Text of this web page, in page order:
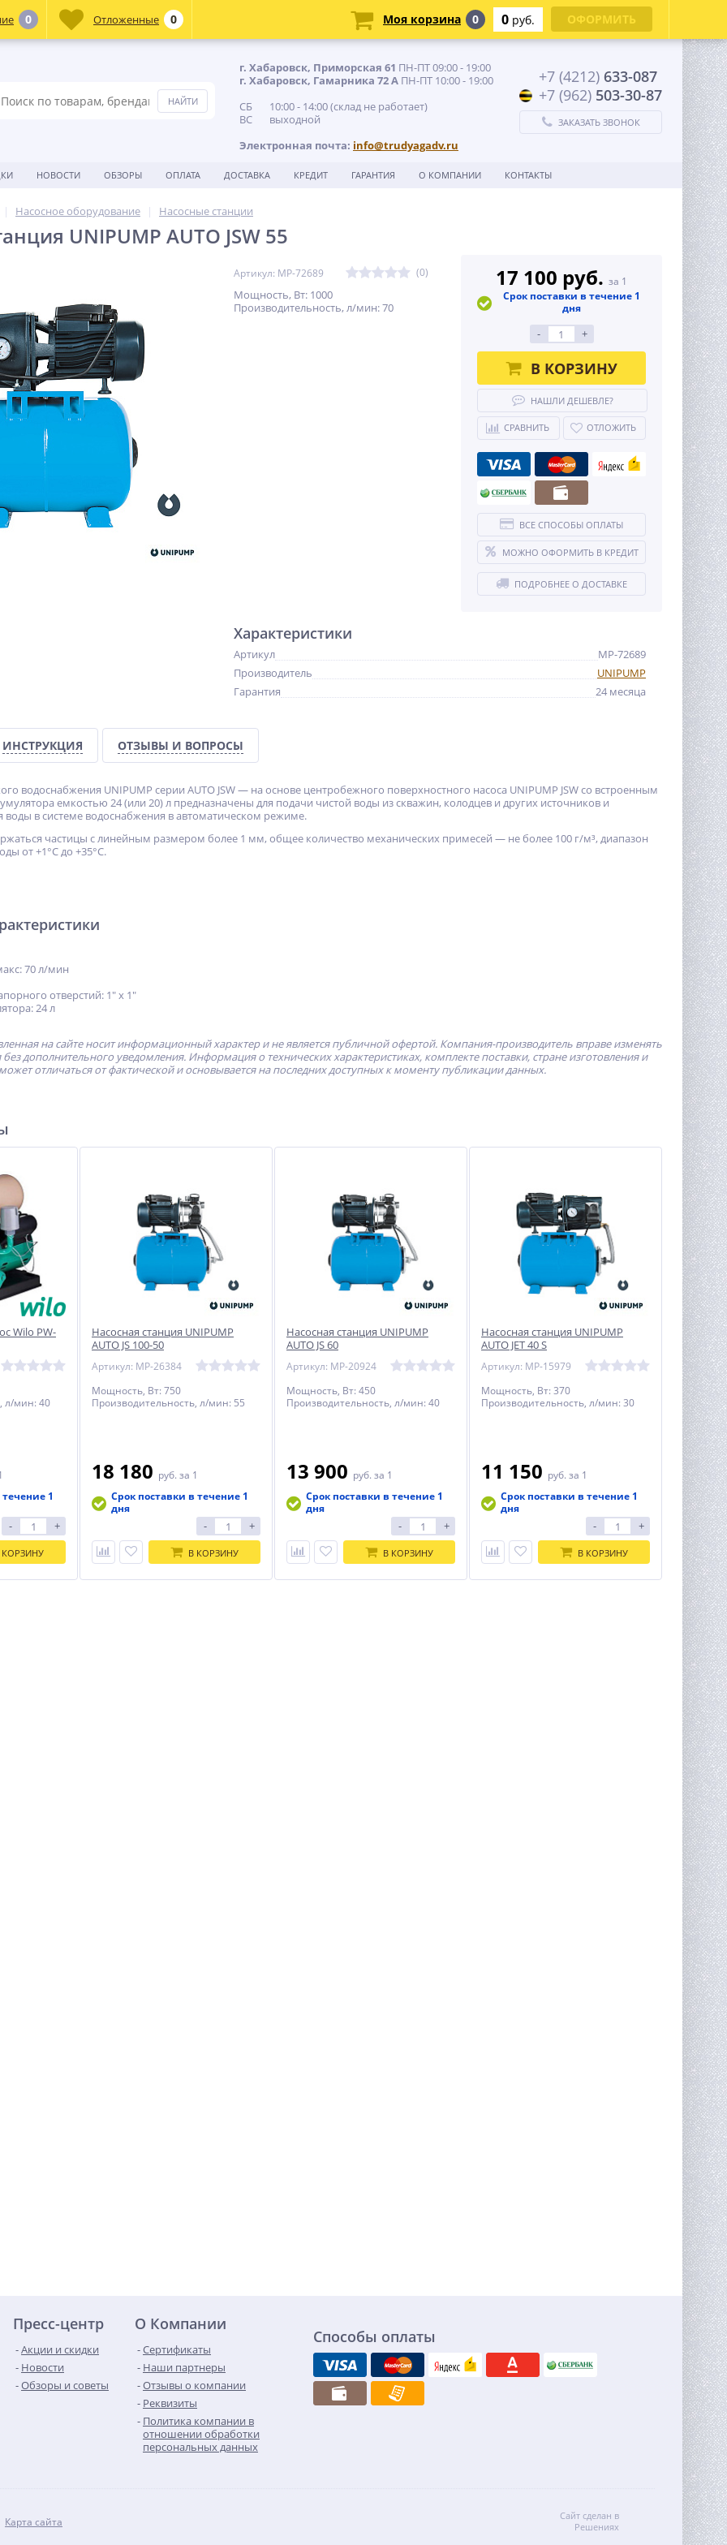
г. Хабаровск, Приморская 61 ПН-ПТ 09:00 - 19:00
г. Хабаровск, Гамарника 72 А ПН-ПТ 10:00 - 19:00
СБ 10:00 - 14:00 (склад не работает)
ВС выходной
Электронная почта: info@trudyagadv.ru
+7 (4212) 633-087
+7 (962) 503-30-87
ЗАКАЗАТЬ ЗВОНОК
НОВОСТИ ОБЗОРЫ ОПЛАТА ДОСТАВКА КРЕДИТ ГАРАНТИЯ О КОМПАНИИ КОНТАКТЫ
Насосное оборудование Насосные станции
UNIPUMP AUTO JSW 55
Артикул: MP-72689 (0)
Мощность, Вт: 1000
Производительность, л/мин: 70
17 100 руб. за 1
Срок поставки в течение 1
дня
- +
В КОРЗИНУ
НАШЛИ ДЕШЕВЛЕ?
СРАВНИТЬ ОТЛОЖИТЬ
ВСЕ СПОСОБЫ ОПЛАТЫ
МОЖНО ОФОРМИТЬ В КРЕДИТ
ПОДРОБНЕЕ О ДОСТАВКЕ
Характеристики
Артикул
MP-72689
Производитель
UNIPUMP
Гарантия
24 месяца
ИНСТРУКЦИЯ ОТЗЫВЫ И ВОПРОСЫ
водоснабжения UNIPUMP серии AUTO JSW — на основе центробежного поверхностного насоса UNIPUMP JSW cо встроенным
емкостью 24 (или 20) л предназначены для подачи чистой воды из скважин, колодцев и других источников и
воды в системе водоснабжения в автоматическом режиме.
частицы с линейным размером более 1 мм, общее количество механических примесей — не более 100 г/м³, диапазон
от +1°С до +35°С.
70 л/мин
отверстий: 1" х 1"
24 л
на сайте носит информационный характер и не является публичной офертой. Компания-производитель вправе изменять
дополнительного уведомления. Информация о технических характеристиках, комплекте поставки, стране изготовления и
отличаться от фактической и основывается на последних доступных к моменту публикации данных.
Wilo PW-
л/мин: 40
1
- +
КОРЗИНУ
Насосная станция UNIPUMP
AUTO JS 100-50
Артикул: MP-26384
Мощность, Вт: 750
Производительность, л/мин: 55
18 180 руб. за 1
Срок поставки в течение 1
дня
- +
В КОРЗИНУ
Насосная станция UNIPUMP
AUTO JS 60
Артикул: MP-20924
Мощность, Вт: 450
Производительность, л/мин: 40
13 900 руб. за 1
Срок поставки в течение 1
дня
- +
В КОРЗИНУ
Насосная станция UNIPUMP
AUTO JET 40 S
Артикул: MP-15979
Мощность, Вт: 370
Производительность, л/мин: 30
11 150 руб. за 1
Срок поставки в течение 1
дня
- +
В КОРЗИНУ
Пресс-центр
Акции и скидки
Новости
Обзоры и советы
О Компании
Сертификаты
Наши партнеры
Отзывы о компании
Реквизиты
Политика компании в
отношении обработки
персональных данных
Способы оплаты
Карта сайта
Сайт сделан в
Решениях
0 Отложенные 0 Моя корзина 0 0 руб. ОФОРМИТЬ